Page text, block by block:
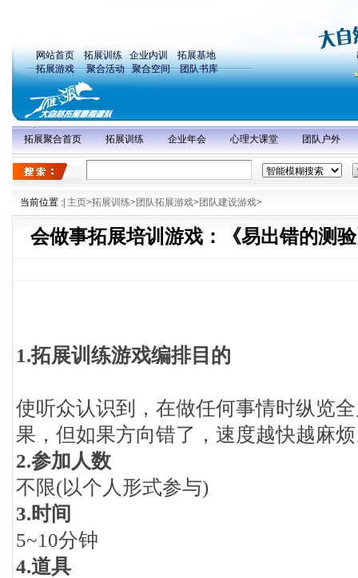
网站首页 拓展训练 企业内训
拓展基地
拓展游戏
聚合活动 聚合空间 团队书库
拓展聚合首页 拓展训练 企业年会 心理大课堂 团队户外
当前位置 :| 主页>拓展训练> 团队拓展游戏> 团队建设游戏>
会做事拓展培训游戏：《易出错的测
1.拓展训练游戏编排目的
使听众认识到，在做任何事情时纵览
果，但如果方向错了，速度越快越麻
2.参加人数
不限(以个人形式参与)
3.时间
5~10分钟
4.道具